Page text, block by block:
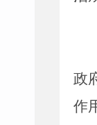
政
作